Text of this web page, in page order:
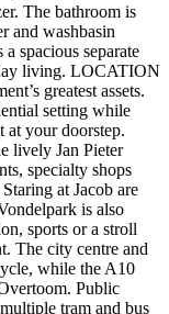
The bathroom is
and washbasin
spacious separate
living. LOCATION
greatest assets.
setting while
at your doorstep.
lively Jan Pieter
specialty shops
at Jacob are
is also
sports or a stroll
The city centre and
while the A10
Public
tram and bus